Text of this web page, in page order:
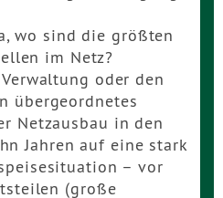
wo sind die größten
im Netz?
oder den
übergeordnetes
Netzausbau in den
Jahren auf eine stark
– vor
(große